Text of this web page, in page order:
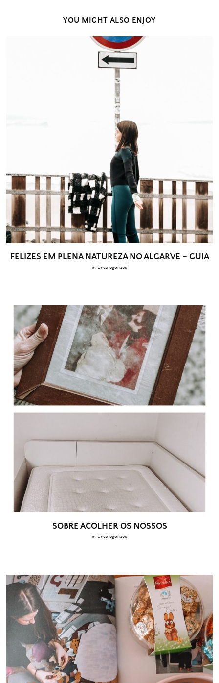
YOU MIGHT ALSO ENJOY
FELIZES EM PLENA NATUREZA NO ALGARVE – GUIA
in: Uncategorized
SOBRE ACOLHER OS NOSSOS
in: Uncategorized